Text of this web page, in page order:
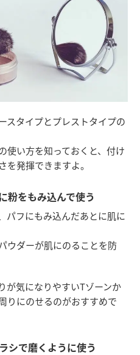
スタイプとプレストタイプの
使い方を知っておくと、付け
発揮できますよ。
粉をもみ込んで使う
パフにもみ込んだあとに肌に
ウダーが肌にのることを防
が気になりやすいTゾーンか
りにのせるのがおすすめで
シで磨くように使う